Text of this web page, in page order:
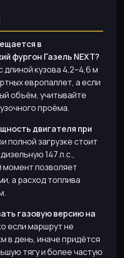
в
фургон Газель NEXT?
длиной кузова 4,2–4,6 м
европаллет, а если
объём, учитывайте
проёма.
двигателя при
полной загрузке стоит
147 л.с.,
момент позволяет
а расход топлива
газовую версию на
если маршрут не
в день, иначе придётся
тягу и более частую